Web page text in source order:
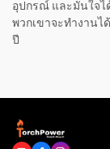
อุปกรณ์ และมั่นใจไ
พวกเขาจะทำงาน
ปี